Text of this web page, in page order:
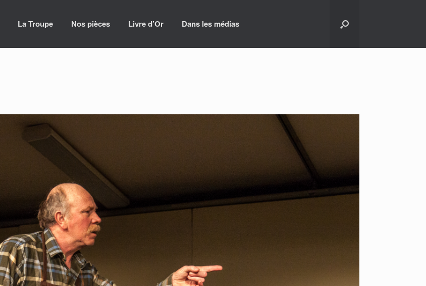
La Troupe Nos pièces Livre d’Or Dans les médias